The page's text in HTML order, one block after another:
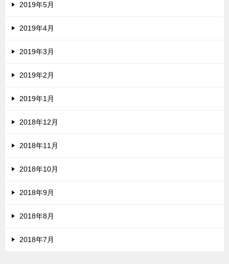
2019年5月
2019年4月
2019年3月
2019年2月
2019年1月
2018年12月
2018年11月
2018年10月
2018年9月
2018年8月
2018年7月